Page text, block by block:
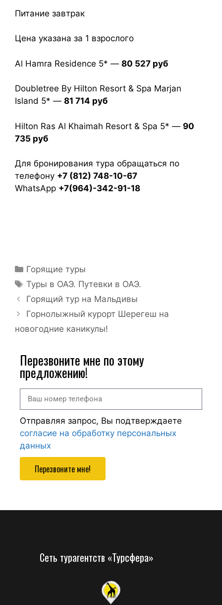
Питание завтрак
Цена указана за 1 взрослого
Al Hamra Residence 5* — 80 527 руб
Doubletree By Hilton Resort & Spa Marjan
Island 5* — 81 714 руб
Hilton Ras Al Khaimah Resort & Spa 5* — 90
735 руб
Для бронирования тура обращаться по
телефону +7 (812) 748-10-67
WhatsApp +7(964)-342-91-18
Горящие туры
Туры в ОАЭ. Путевки в ОАЭ.
Горящий тур на Мальдивы
Горнолыжный курорт Шерегеш на
новогодние каникулы!
Перезвоните мне по этому
предложению!
Отправляя запрос, Вы подтверждаете
согласие на обработку персональных
данных
Перезвоните мне!
Сеть турагентств «Турсфера»